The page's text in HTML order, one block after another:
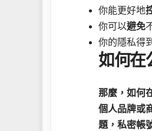
你能更好地
你可以避免
你的隱私得到
如何在
那麼，如何
個人品牌或
題，私密帳